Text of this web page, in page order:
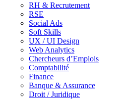
RH & Recrutement
RSE
Social Ads
Soft Skills
UX / UI Design
Web Analytics
Chercheurs d’Emplois
Comptabilité
Finance
Banque & Assurance
Droit / Juridique